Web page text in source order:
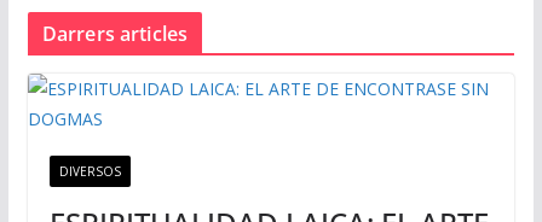
Darrers articles
DIVERSOS